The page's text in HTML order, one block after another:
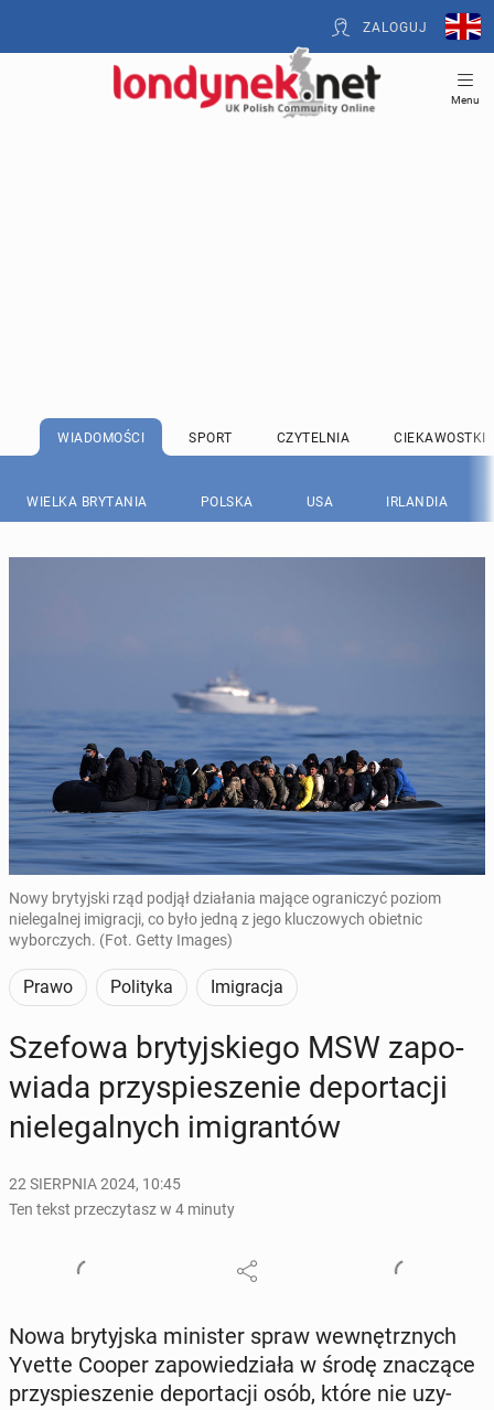
ZALOGUJ
Menu
WIADOMOŚCI SPORT CZYTELNIA CIEKAWOSTKI
WIELKA BRYTANIA POLSKA USA IRLANDIA
Nowy brytyjski rząd podjął działania mające ograniczyć poziom
nielegalnej imigracji, co było jedną z jego kluczowych obietnic
wyborczych. (Fot. Getty Images)
Prawo Polityka Imigracja
Szefowa bry­tyj­skie­go MSW za­po­
wia­da przy­spie­sze­nie de­por­ta­cji
nie­le­gal­nych imi­gran­tów
22 SIERPNIA 2024, 10:45
Ten tekst przeczytasz w 4 minuty
Nowa bry­tyj­ska mi­ni­ster spraw we­wnętrz­nych
Yvette Cooper za­po­wie­dzia­ła w środę zna­czą­ce
przy­spie­sze­nie de­por­ta­cji osób, które nie uzy­